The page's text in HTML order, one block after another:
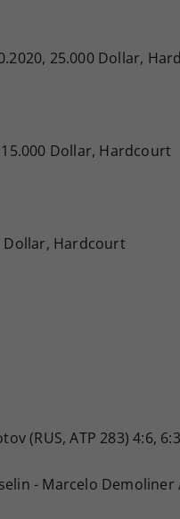
25.000 Dollar,
15.000 Dollar, Hardcourt
Dollar, Hardcourt
(RUS, ATP 283) 4:6,
- Marcelo Demoliner